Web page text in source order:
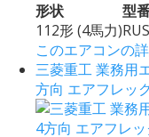
形状 型
112形 (4馬力)
このエアコンの
三菱重工 業務用
方向 エアフレッ